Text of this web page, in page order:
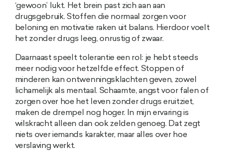
‘gewoon’ lukt. Het brein past zich aan aan
drugsgebruik. Stoffen die normaal zorgen voor
beloning en motivatie raken uit balans. Hierdoor voelt
het zonder drugs leeg, onrustig of zwaar.
Daarnaast speelt tolerantie een rol: je hebt steeds
meer nodig voor hetzelfde effect. Stoppen of
minderen kan ontwenningsklachten geven, zowel
lichamelijk als mentaal. Schaamte, angst voor falen of
zorgen over hoe het leven zonder drugs eruitziet,
maken de drempel nog hoger. In mijn ervaring is
wilskracht alleen dan ook zelden genoeg. Dat zegt
niets over iemands karakter, maar alles over hoe
verslaving werkt.